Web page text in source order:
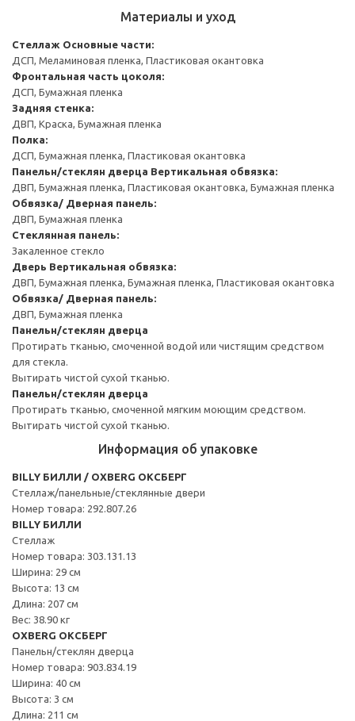
Материалы и уход
Стеллаж Основные части:
ДСП, Меламиновая пленка, Пластиковая окантовка
Фронтальная часть цоколя:
ДСП, Бумажная пленка
Задняя стенка:
ДВП, Краска, Бумажная пленка
Полка:
ДСП, Бумажная пленка, Пластиковая окантовка
Панельн/стеклян дверца Вертикальная обвязка:
ДВП, Бумажная пленка, Пластиковая окантовка, Бумажная пленка
Обвязка/ Дверная панель:
ДВП, Бумажная пленка
Стеклянная панель:
Закаленное стекло
Дверь Вертикальная обвязка:
ДВП, Бумажная пленка, Бумажная пленка, Пластиковая окантовка
Обвязка/ Дверная панель:
ДВП, Бумажная пленка
Панельн/стеклян дверца
Протирать тканью, смоченной водой или чистящим средством
для стекла.
Вытирать чистой сухой тканью.
Панельн/стеклян дверца
Протирать тканью, смоченной мягким моющим средством.
Вытирать чистой сухой тканью.
Информация об упаковке
BILLY БИЛЛИ / OXBERG ОКСБЕРГ
Стеллаж/панельные/стеклянные двери
Номер товара: 292.807.26
BILLY БИЛЛИ
Стеллаж
Номер товара: 303.131.13
Ширина: 29 см
Высота: 13 см
Длина: 207 см
Вес: 38.90 кг
OXBERG ОКСБЕРГ
Панельн/стеклян дверца
Номер товара: 903.834.19
Ширина: 40 см
Высота: 3 см
Длина: 211 см